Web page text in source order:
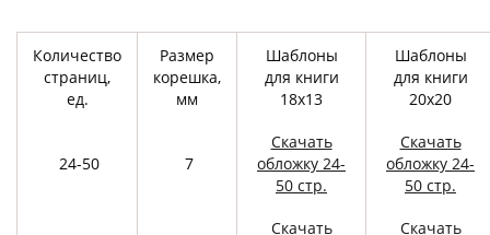
Количество
страниц,
ед.
Размер
корешка,
мм
Шаблоны
для книги
18х13
Шаблоны
для книги
20х20
24-50 7
Скачать
обложку 24-
50 стр.
Скачать
обложку 24-
50 стр.
Скачать
Скачать